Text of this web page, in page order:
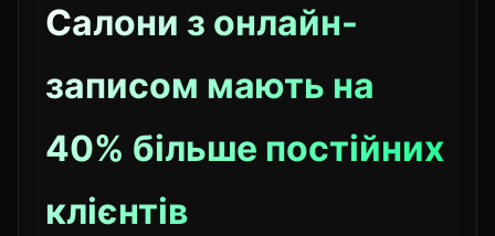
Салони з онлайн-
записом мають на
40% більше постійних
клієнтів